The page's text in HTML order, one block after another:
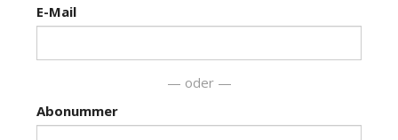
Stellen